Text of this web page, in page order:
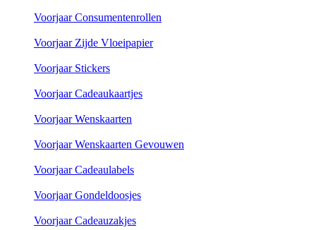
Voorjaar Consumentenrollen
Voorjaar Zijde Vloeipapier
Voorjaar Stickers
Voorjaar Cadeaukaartjes
Voorjaar Wenskaarten
Voorjaar Wenskaarten Gevouwen
Voorjaar Cadeaulabels
Voorjaar Gondeldoosjes
Voorjaar Cadeauzakjes